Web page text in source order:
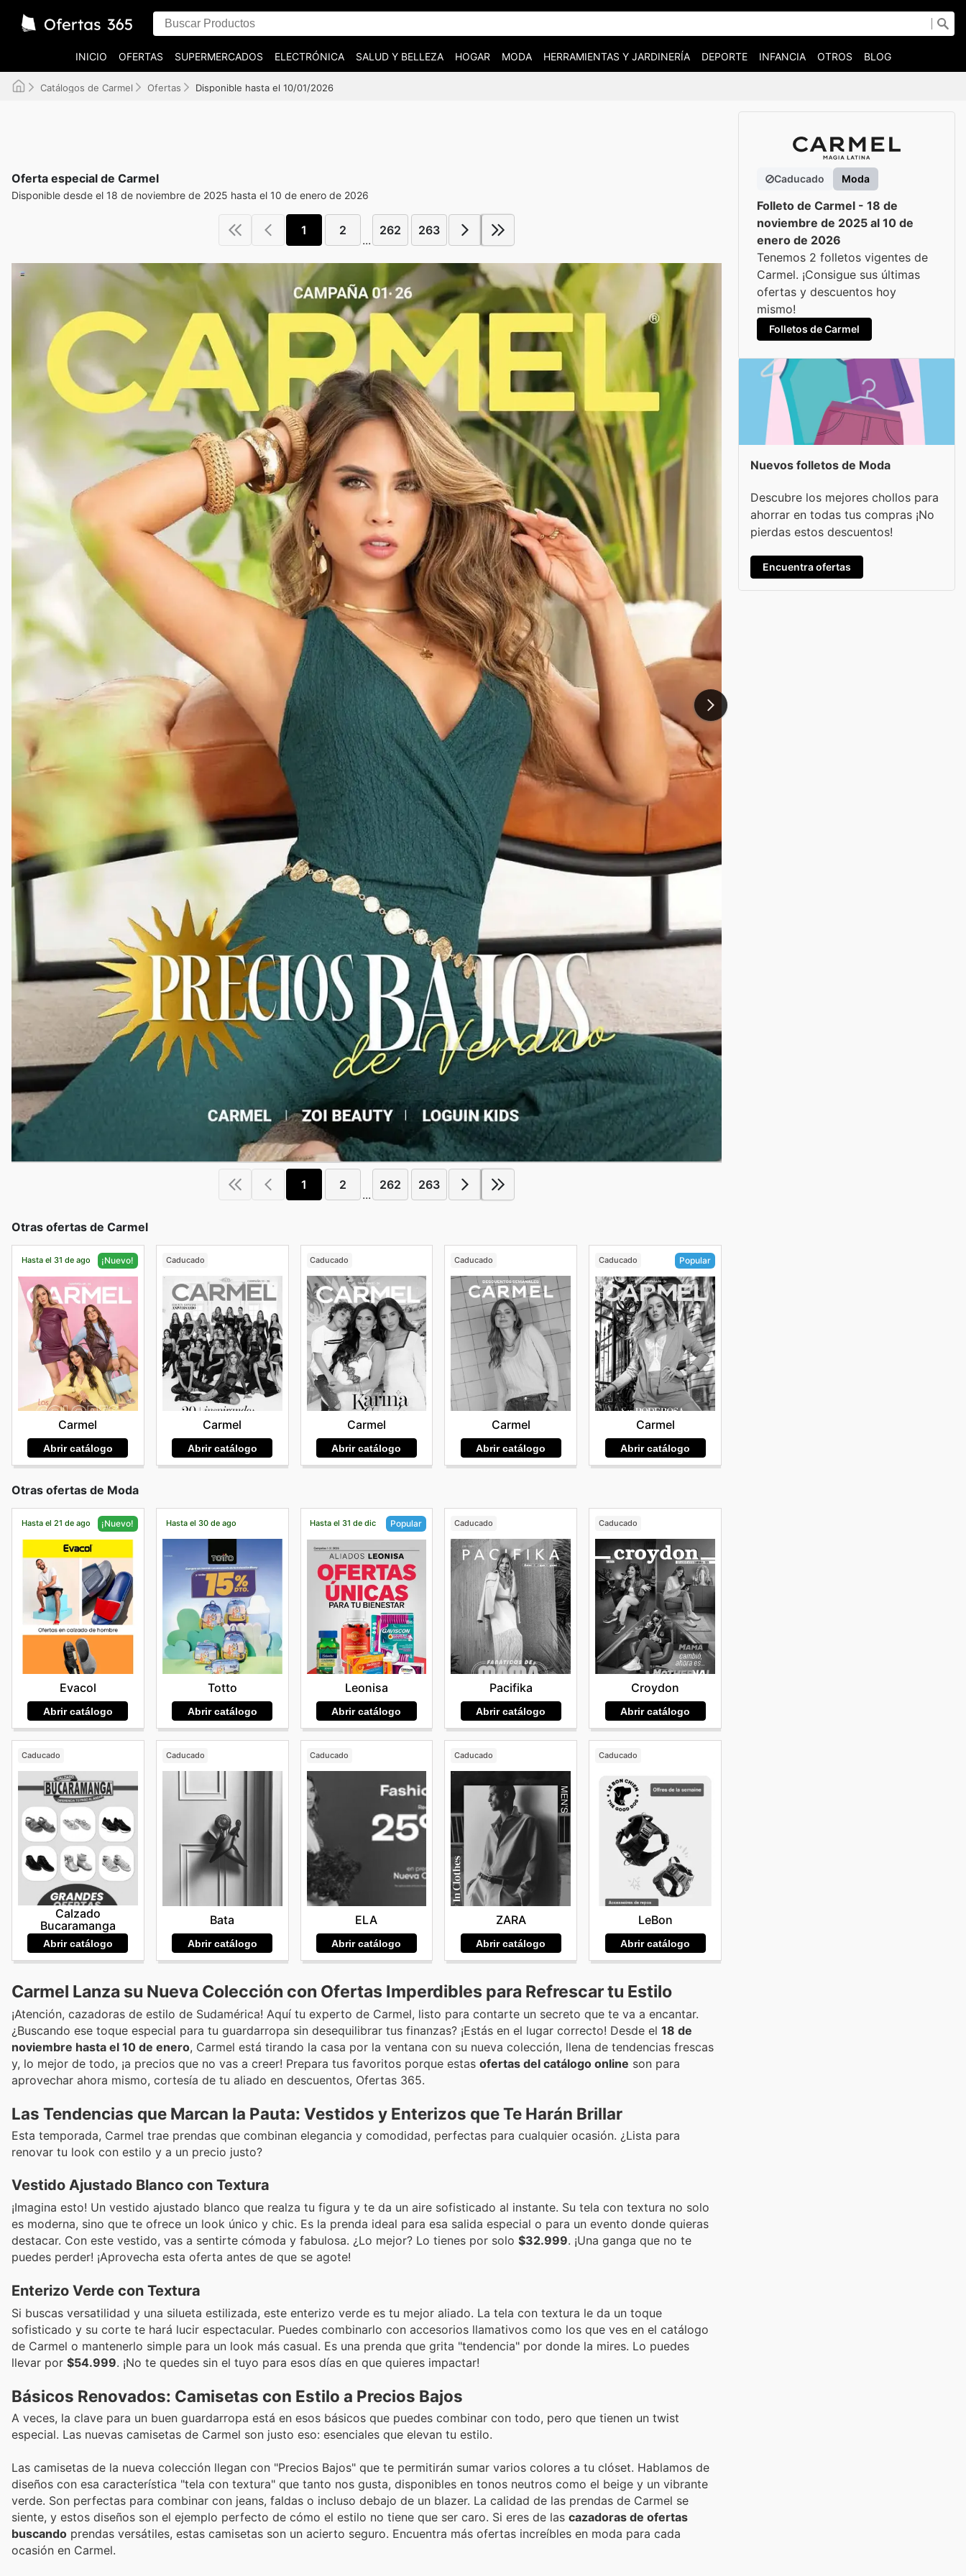
INICIO OFERTAS SUPERMERCADOS ELECTRÓNICA SALUD Y BELLEZA HOGAR MODA HERRAMIENTAS Y JARDINERÍA DEPORTE INFANCIA OTROS BLOG
Catálogos de Carmel Ofertas Disponible hasta el 10/01/2026
Oferta especial de Carmel
Disponible desde el 18 de noviembre de 2025 hasta el 10 de enero de 2026
1 2
...
262 263
1 2
...
262 263
Otras ofertas de Carmel
Hasta el 31 de ago ¡Nuevo!
Carmel
Abrir catálogo
Caducado
Carmel
Abrir catálogo
Caducado
Carmel
Abrir catálogo
Caducado
Carmel
Abrir catálogo
Caducado Popular
Carmel
Abrir catálogo
Otras ofertas de Moda
Hasta el 21 de ago ¡Nuevo!
Evacol
Abrir catálogo
Hasta el 30 de ago
Totto
Abrir catálogo
Hasta el 31 de dic Popular
Leonisa
Abrir catálogo
Caducado
Pacifika
Abrir catálogo
Caducado
Croydon
Abrir catálogo
Caducado
Calzado
Bucaramanga
Abrir catálogo
Caducado
Bata
Abrir catálogo
Caducado
ELA
Abrir catálogo
Caducado
ZARA
Abrir catálogo
Caducado
LeBon
Abrir catálogo
Carmel Lanza su Nueva Colección con Ofertas Imperdibles para Refrescar tu Estilo
¡Atención, cazadoras de estilo de Sudamérica! Aquí tu experto de Carmel, listo para contarte un secreto que te va a encantar.
¿Buscando ese toque especial para tu guardarropa sin desequilibrar tus finanzas? ¡Estás en el lugar correcto! Desde el 18 de
noviembre hasta el 10 de enero, Carmel está tirando la casa por la ventana con su nueva colección, llena de tendencias frescas
y, lo mejor de todo, ¡a precios que no vas a creer! Prepara tus favoritos porque estas ofertas del catálogo online son para
aprovechar ahora mismo, cortesía de tu aliado en descuentos, Ofertas 365.
Las Tendencias que Marcan la Pauta: Vestidos y Enterizos que Te Harán Brillar
Esta temporada, Carmel trae prendas que combinan elegancia y comodidad, perfectas para cualquier ocasión. ¿Lista para
renovar tu look con estilo y a un precio justo?
Vestido Ajustado Blanco con Textura
¡Imagina esto! Un vestido ajustado blanco que realza tu figura y te da un aire sofisticado al instante. Su tela con textura no solo
es moderna, sino que te ofrece un look único y chic. Es la prenda ideal para esa salida especial o para un evento donde quieras
destacar. Con este vestido, vas a sentirte cómoda y fabulosa. ¿Lo mejor? Lo tienes por solo $32.999. ¡Una ganga que no te
puedes perder! ¡Aprovecha esta oferta antes de que se agote!
Enterizo Verde con Textura
Si buscas versatilidad y una silueta estilizada, este enterizo verde es tu mejor aliado. La tela con textura le da un toque
sofisticado y su corte te hará lucir espectacular. Puedes combinarlo con accesorios llamativos como los que ves en el catálogo
de Carmel o mantenerlo simple para un look más casual. Es una prenda que grita "tendencia" por donde la mires. Lo puedes
llevar por $54.999. ¡No te quedes sin el tuyo para esos días en que quieres impactar!
Básicos Renovados: Camisetas con Estilo a Precios Bajos
A veces, la clave para un buen guardarropa está en esos básicos que puedes combinar con todo, pero que tienen un twist
especial. Las nuevas camisetas de Carmel son justo eso: esenciales que elevan tu estilo.
Las camisetas de la nueva colección llegan con "Precios Bajos" que te permitirán sumar varios colores a tu clóset. Hablamos de
diseños con esa característica "tela con textura" que tanto nos gusta, disponibles en tonos neutros como el beige y un vibrante
verde. Son perfectas para combinar con jeans, faldas o incluso debajo de un blazer. La calidad de las prendas de Carmel se
siente, y estos diseños son el ejemplo perfecto de cómo el estilo no tiene que ser caro. Si eres de las cazadoras de ofertas
buscando prendas versátiles, estas camisetas son un acierto seguro. Encuentra más ofertas increíbles en moda para cada
ocasión en Carmel.
Caducado Moda
Folleto de Carmel - 18 de
noviembre de 2025 al 10 de
enero de 2026
Tenemos 2 folletos vigentes de
Carmel. ¡Consigue sus últimas
ofertas y descuentos hoy
mismo!
Folletos de Carmel
Nuevos folletos de Moda
Descubre los mejores chollos para
ahorrar en todas tus compras ¡No
pierdas estos descuentos!
Encuentra ofertas